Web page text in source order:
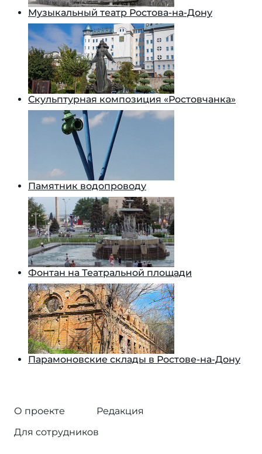
Музыкальный театр Ростова-на-Дону
Скульптурная композиция «Ростовчанка»
Памятник водопроводу
Фонтан на Театральной площади
Парамоновские склады в Ростове-на-Дону
О проекте
Редакция
Для сотрудников